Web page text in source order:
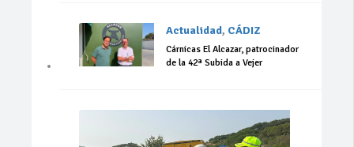
Actualidad, CÁDIZ
Cárnicas El Alcazar, patrocinador
de la 42ª Subida a Vejer